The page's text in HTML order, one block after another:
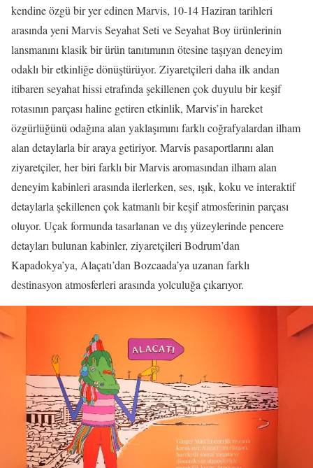
kendine özgü bir yer edinen Marvis, 10-14 Haziran tarihleri
arasında yeni Marvis Seyahat Seti ve Seyahat Boy ürünlerinin
lansmanını klasik bir ürün tanıtımının ötesine taşıyan deneyim
odaklı bir etkinliğe dönüştürüyor. Ziyaretçileri daha ilk andan
itibaren seyahat hissi etrafında şekillenen çok duyulu bir keşif
rotasının parçası haline getiren etkinlik, Marvis’in hareket
özgürlüğünü odağına alan yaklaşımını farklı coğrafyalardan ilham
alan detaylarla bir araya getiriyor. Marvis pasaportlarını alan
ziyaretçiler, her biri farklı bir Marvis aromasından ilham alan
deneyim kabinleri arasında ilerlerken, ses, ışık, koku ve interaktif
detaylarla şekillenen çok katmanlı bir keşif atmosferinin parçası
oluyor. Uçak formunda tasarlanan ve dış yüzeylerinde pencere
detayları bulunan kabinler, ziyaretçileri Bodrum’dan
Kapadokya’ya, Alaçatı’dan Bozcaada’ya uzanan farklı
destinasyon atmosferleri arasında yolculuğa çıkarıyor.